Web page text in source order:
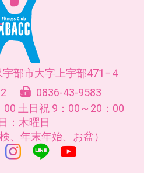
宇部市大字上宇部471−４
0836-43-9583
00 土日祝 9：00～20：00
：木曜日
、年末年始、お盆）